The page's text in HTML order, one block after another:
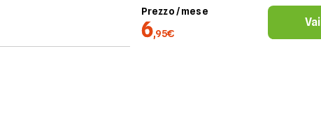
Prezzo / mese
6,95€
Vai